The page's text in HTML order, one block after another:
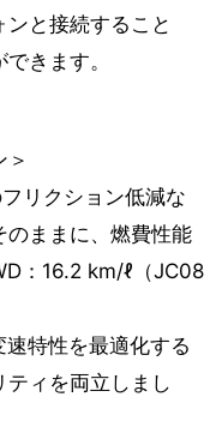
と接続すること
きます。
＞
リクション低減な
のままに、燃費性能
：16.2 km/ℓ（JC08
特性を最適化する
ティを両立しまし